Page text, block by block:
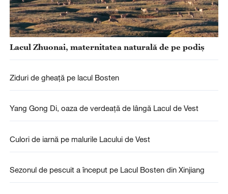
Lacul Zhuonai, maternitatea naturală de pe podiș
Ziduri de gheață pe lacul Bosten
Yang Gong Di, oaza de verdeață de lângă Lacul de Vest
Culori de iarnă pe malurile Lacului de Vest
Sezonul de pescuit a început pe Lacul Bosten din Xinjiang